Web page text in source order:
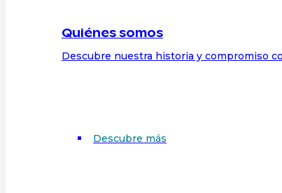
Quiénes somos
Descubre nuestra historia y compromiso
Descubre más